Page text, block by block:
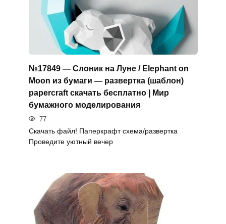
№17849 — Слоник на Луне / Elephant on
Moon из бумаги — развертка (шаблон)
papercraft скачать бесплатно | Мир
бумажного моделирования
77
Скачать файл! Паперкрафт схема/развертка
Проведите уютный вечер